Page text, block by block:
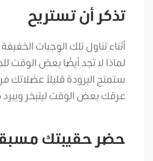
تذكر أن تستريح
أثناء تناول تلك الوجبات
لماذا لا تجد أيضًا بعض
ستمنح البرودة قليلاً عضلاتك
عرقك بعض الوقت ليتبخر
حضر حقيبتك